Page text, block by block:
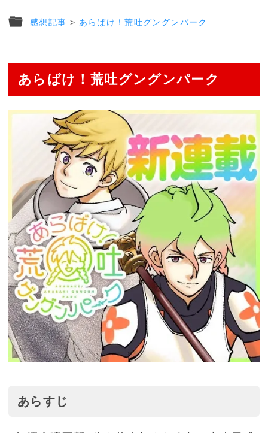
感想記事 > あらばけ！荒吐グングンパーク
あらばけ！荒吐グングンパーク
あらすじ